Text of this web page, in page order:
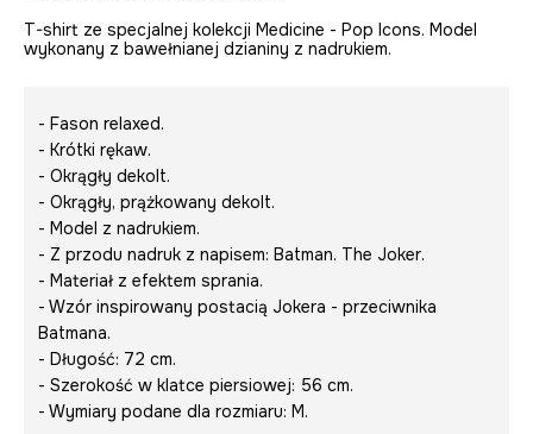
T-shirt ze specjalnej kolekcji Medicine - Pop Icons. Model
wykonany z bawełnianej dzianiny z nadrukiem.
- Fason relaxed.
- Krótki rękaw.
- Okrągły dekolt.
- Okrągły, prążkowany dekolt.
- Model z nadrukiem.
- Z przodu nadruk z napisem: Batman. The Joker.
- Materiał z efektem sprania.
- Wzór inspirowany postacią Jokera - przeciwnika
Batmana.
- Długość: 72 cm.
- Szerokość w klatce piersiowej: 56 cm.
- Wymiary podane dla rozmiaru: M.